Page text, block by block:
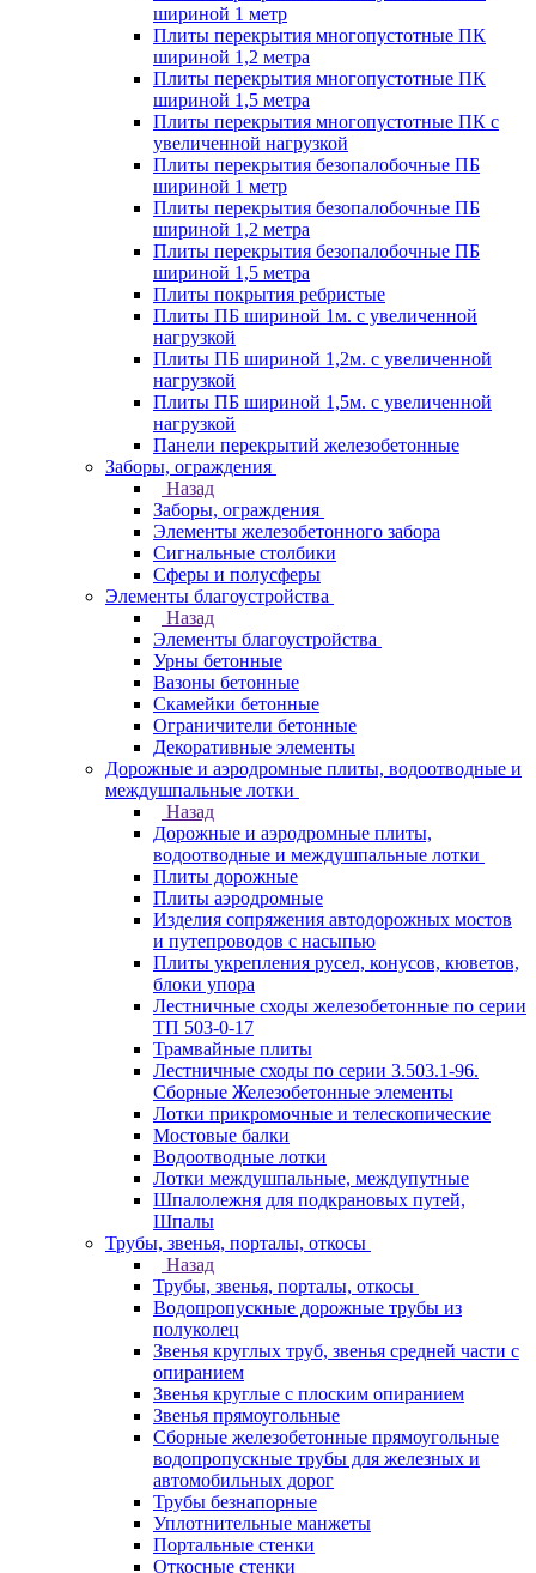
шириной 1 метр
Плиты перекрытия многопустотные ПК
шириной 1,2 метра
Плиты перекрытия многопустотные ПК
шириной 1,5 метра
Плиты перекрытия многопустотные ПК с
увеличенной нагрузкой
Плиты перекрытия безопалобочные ПБ
шириной 1 метр
Плиты перекрытия безопалобочные ПБ
шириной 1,2 метра
Плиты перекрытия безопалобочные ПБ
шириной 1,5 метра
Плиты покрытия ребристые
Плиты ПБ шириной 1м. с увеличенной
нагрузкой
Плиты ПБ шириной 1,2м. с увеличенной
нагрузкой
Плиты ПБ шириной 1,5м. с увеличенной
нагрузкой
Панели перекрытий железобетонные
Заборы, ограждения
Назад
Заборы, ограждения
Элементы железобетонного забора
Сигнальные столбики
Сферы и полусферы
Элементы благоустройства
Назад
Элементы благоустройства
Урны бетонные
Вазоны бетонные
Скамейки бетонные
Ограничители бетонные
Декоративные элементы
Дорожные и аэродромные плиты, водоотводные и
междушпальные лотки
Назад
Дорожные и аэродромные плиты,
водоотводные и междушпальные лотки
Плиты дорожные
Плиты аэродромные
Изделия сопряжения автодорожных мостов
и путепроводов с насыпью
Плиты укрепления русел, конусов, кюветов,
блоки упора
Лестничные сходы железобетонные по серии
ТП 503-0-17
Трамвайные плиты
Лестничные сходы по серии 3.503.1-96.
Сборные Железобетонные элементы
Лотки прикромочные и телескопические
Мостовые балки
Водоотводные лотки
Лотки междушпальные, междупутные
Шпалолежня для подкрановых путей,
Шпалы
Трубы, звенья, порталы, откосы
Назад
Трубы, звенья, порталы, откосы
Водопропускные дорожные трубы из
полуколец
Звенья круглых труб, звенья средней части с
опиранием
Звенья круглые с плоским опиранием
Звенья прямоугольные
Сборные железобетонные прямоугольные
водопропускные трубы для железных и
автомобильных дорог
Трубы безнапорные
Уплотнительные манжеты
Портальные стенки
Откосные стенки